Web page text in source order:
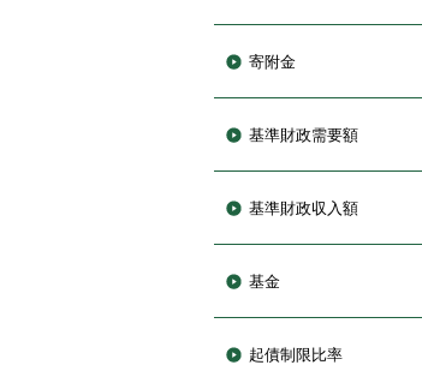
寄附金
基準財政需要額
基準財政収入額
基金
起債制限比率